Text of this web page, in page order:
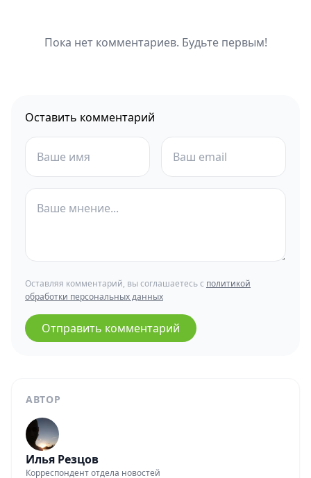
АВТОР
Илья Резцов
Корреспондент отдела новостей
Пока нет комментариев. Будьте первым!
Оставить комментарий
Оставляя комментарий, вы соглашаетесь с политикой
обработки персональных данных
Отправить комментарий